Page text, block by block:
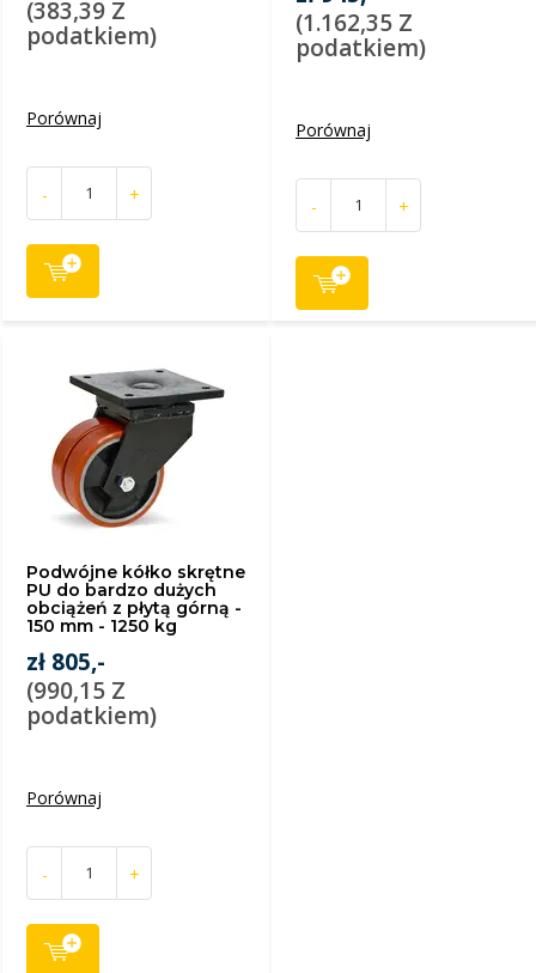
(383,39 Z
podatkiem)
Porównaj
- +
(1.162,35 Z
podatkiem)
Porównaj
- +
Podwójne kółko skrętne
PU do bardzo dużych
obciążeń z płytą górną -
150 mm - 1250 kg
zł 805,-
(990,15 Z
podatkiem)
Porównaj
- +